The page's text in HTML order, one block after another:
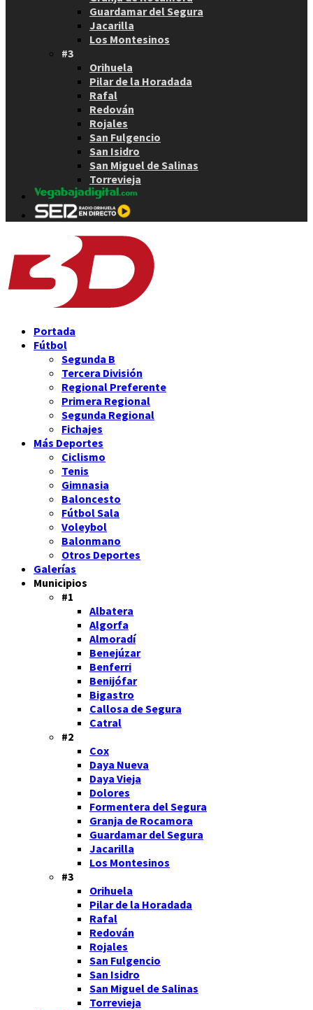
Guardamar del Segura
Jacarilla
Los Montesinos
#3
Orihuela
Pilar de la Horadada
Rafal
Redován
Rojales
San Fulgencio
San Isidro
San Miguel de Salinas
Torrevieja
Portada
Fútbol
Segunda B
Tercera División
Regional Preferente
Primera Regional
Segunda Regional
Fichajes
Más Deportes
Ciclismo
Tenis
Gimnasia
Baloncesto
Fútbol Sala
Voleybol
Balonmano
Otros Deportes
Galerías
Municipios
#1
Albatera
Algorfa
Almoradí
Benejúzar
Benferri
Benijófar
Bigastro
Callosa de Segura
Catral
#2
Cox
Daya Nueva
Daya Vieja
Dolores
Formentera del Segura
Granja de Rocamora
Guardamar del Segura
Jacarilla
Los Montesinos
#3
Orihuela
Pilar de la Horadada
Rafal
Redován
Rojales
San Fulgencio
San Isidro
San Miguel de Salinas
Torrevieja